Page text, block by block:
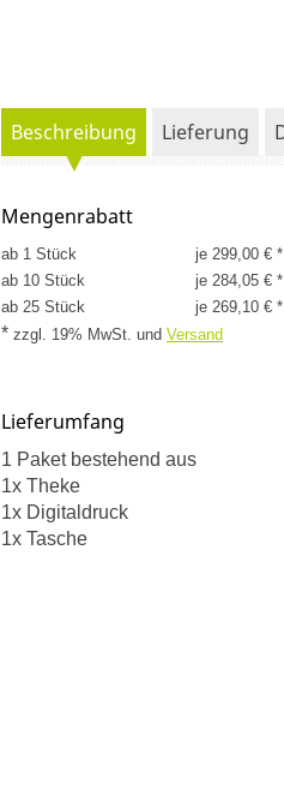
Beschreibung Lieferung
Mengenrabatt
ab 1 Stück
je 299,00 € *
ab 10 Stück
je 284,05 € *
ab 25 Stück
je 269,10 € *
* zzgl. 19% MwSt. und Versand
Lieferumfang
1 Paket bestehend aus
1x Theke
1x Digitaldruck
1x Tasche